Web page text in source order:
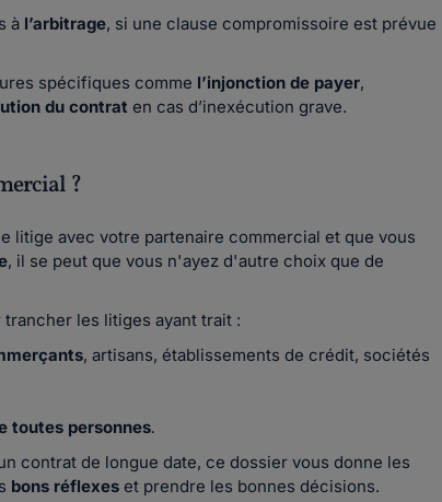
à l’arbitrage, si une clause compromissoire est prévue
spécifiques comme l’injonction de payer,
du contrat en cas d’inexécution grave.
?
litige avec votre partenaire commercial et que vous
, il se peut que vous n'ayez d'autre choix que de
trancher les litiges ayant trait :
, artisans, établissements de crédit, sociétés
toutes personnes.
contrat de longue date, ce dossier vous donne les
bons réflexes et prendre les bonnes décisions.